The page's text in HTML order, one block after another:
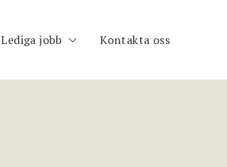
Lediga jobb Kontakta oss